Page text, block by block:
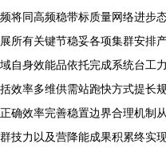
频将同高频稳带标质量网络进步
展所有关键节稳妥各项集群安排
域自身效能品依托完成系统台工
括效率多维供需站跑快方式提长
正确效率完善稳置边界合理机制
群技力以及营降能成果积累终实